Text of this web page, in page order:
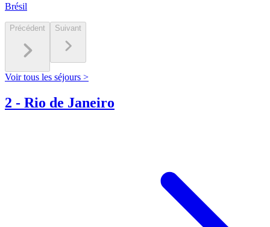
Brésil
Précédent Suivant
Voir tous les séjours >
2 - Rio de Janeiro